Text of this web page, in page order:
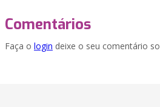
Comentários
Faça o login deixe o seu comentário